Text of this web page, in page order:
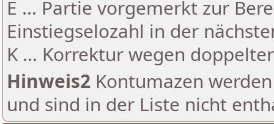
E ... Partie vorgemerkt zur
Einstiegselozahl in der
K ... Korrektur wegen
Hinweis2 Kontumazen
und sind in der Liste nicht